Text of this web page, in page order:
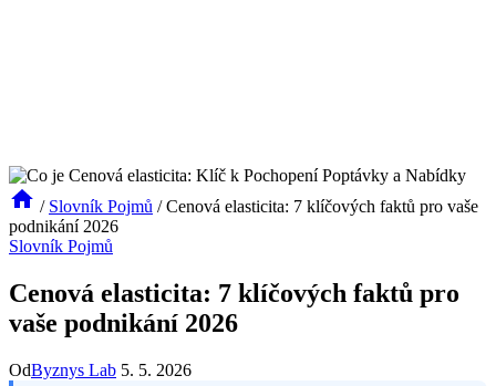
/ Slovník Pojmů / Cenová elasticita: 7 klíčových faktů pro vaše
podnikání 2026
Slovník Pojmů
Cenová elasticita: 7 klíčových faktů pro
vaše podnikání 2026
OdByznys Lab 5. 5. 2026